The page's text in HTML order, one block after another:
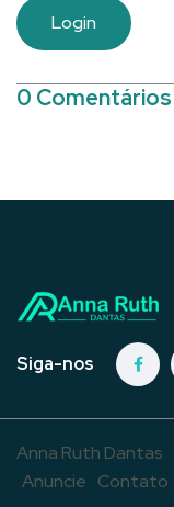
Login
0 Comentários
Siga-nos
Anna Ruth Dantas
Anuncie Contato